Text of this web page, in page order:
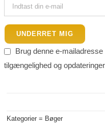
UNDERRET MIG
Brug denne e-
tilgængelighed og
Kategorier = Bøger